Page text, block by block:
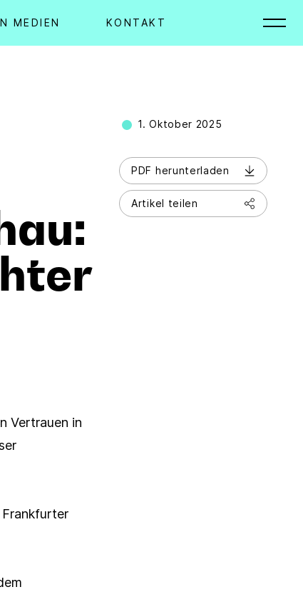
MEDIEN KONTAKT
1. Oktober 2025
PDF herunterladen
Artikel teilen
Vertrauen in